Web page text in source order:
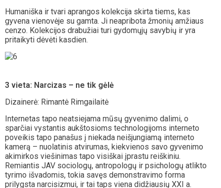
Humaniška ir tvari aprangos kolekcija skirta tiems, kas
gyvena vienovėje su gamta. Ji neapribota žmonių amžiaus
cenzo. Kolekcijos drabužiai turi gydomųjų savybių ir yra
pritaikyti dėvėti kasdien.
3 vieta: Narcizas – ne tik gėlė
Dizainerė: Rimantė Rimgailaitė
Internetas tapo neatsiejama mūsų gyvenimo dalimi, o
sparčiai vystantis aukštosioms technologijoms interneto
poveikis tapo panašus į niekada neišjungiamą interneto
kamerą – nuolatinis atvirumas, kiekvienos savo gyvenimo
akimirkos viešinimas tapo visiškai įprastu reiškiniu.
Remiantis JAV sociologų, antropologų ir psichologų atlikto
tyrimo išvadomis, tokia savęs demonstravimo forma
prilygsta narcisizmui, ir tai taps viena didžiausių XXI a.